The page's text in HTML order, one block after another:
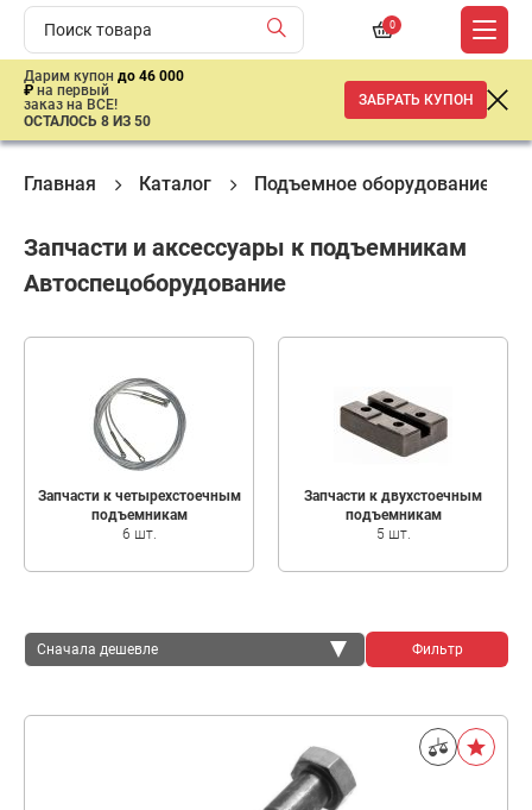
0
Дарим купон до 46 000
₽ на первый
заказ на ВСЕ!
ОСТАЛОСЬ 8 ИЗ 50
ЗАБРАТЬ КУПОН
Главная Каталог Подъемное оборудование
Запчасти и аксессуары к подъемникам
Автоспецоборудование
Запчасти к четырехстоечным
подъемникам
6 шт.
Запчасти к двухстоечным
подъемникам
5 шт.
Сначала дешевле Фильтр